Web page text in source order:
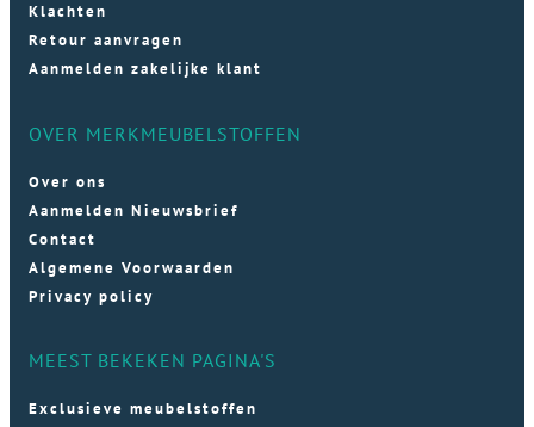
Klachten
Retour aanvragen
Aanmelden zakelijke klant
OVER MERKMEUBELSTOFFEN
Over ons
Aanmelden Nieuwsbrief
Contact
Algemene Voorwaarden
Privacy policy
MEEST BEKEKEN PAGINA'S
Exclusieve meubelstoffen